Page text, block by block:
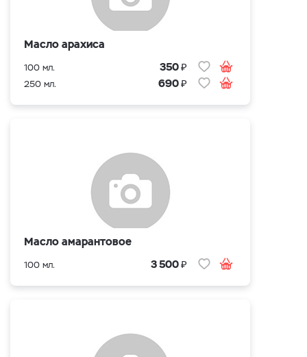
Масло арахиса
100 мл. 350₽
250 мл. 690₽
Масло амарантовое
100 мл. 3 500₽